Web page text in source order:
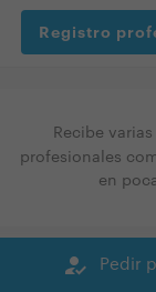
Registro
Recibe
profesionales
en
how_to_reg Pedir